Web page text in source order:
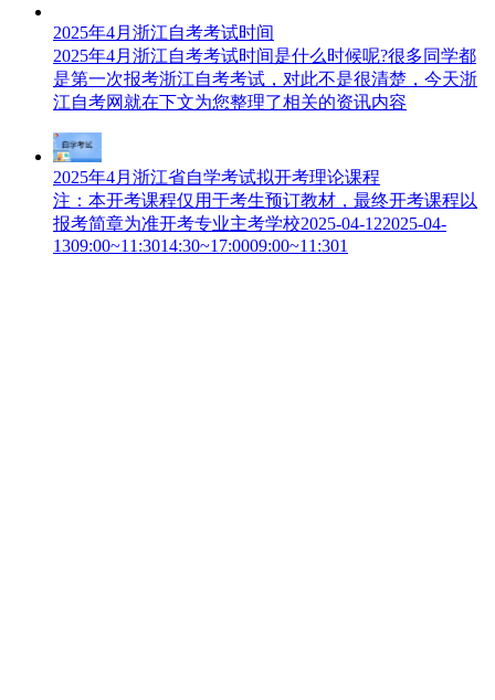
2025年4月浙江自考考试时间
2025年4月浙江自考考试时间是什么时候呢?很多同学都
是第一次报考浙江自考考试，对此不是很清楚，今天浙
江自考网就在下文为您整理了相关的资讯内容
2025年4月浙江省自学考试拟开考理论课程
注：本开考课程仅用于考生预订教材，最终开考课程以
报考简章为准开考专业主考学校2025-04-122025-04-
1309:00~11:3014:30~17:0009:00~11:301